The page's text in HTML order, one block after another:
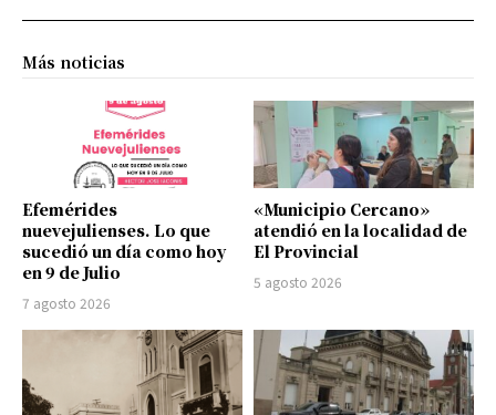
Más noticias
Efemérides
nuevejulienses. Lo que
sucedió un día como hoy
en 9 de Julio
7 agosto 2026
«Municipio Cercano»
atendió en la localidad de
El Provincial
5 agosto 2026